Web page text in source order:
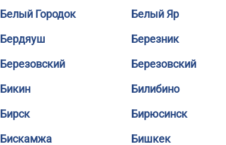
Белый Городок Белый Яр
Бердяуш Березник
Березовский Березовский
Бикин Билибино
Бирск Бирюсинск
Бискамжа Бишкек